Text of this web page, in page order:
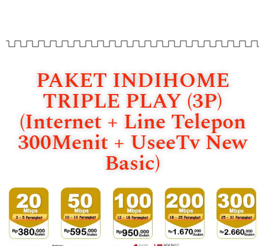
PAKET INDIHOME
TRIPLE PLAY (3P)
(Internet + Line Telepon
300Menit + UseeTv New
Basic)